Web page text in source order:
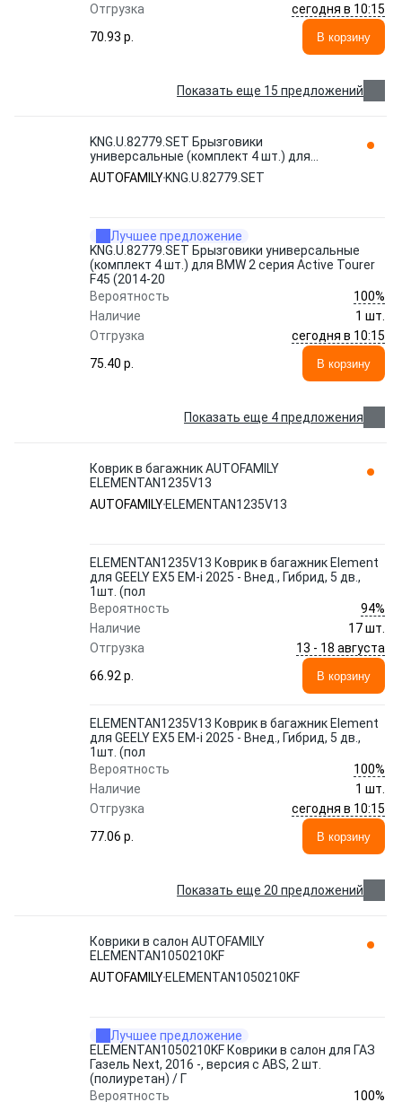
Отгрузка
сегодня в 10:15
70.93 p.
В корзину
Показать еще 15 предложений
KNG.U.82779.SET Брызговики
универсальные (комплект 4 шт.) для
BMW 2 серия Active Tourer F45 (2014-20
AUTOFAMILY
AUTOFAMILY KNG.U.82779.SET
Лучшее предложение
KNG.U.82779.SET Брызговики универсальные
(комплект 4 шт.) для BMW 2 серия Active Tourer
F45 (2014-20
Вероятность
100%
Наличие
1 шт.
Отгрузка
сегодня в 10:15
75.40 p.
В корзину
Показать еще 4 предложения
Коврик в багажник AUTOFAMILY
ELEMENTAN1235V13
AUTOFAMILY ELEMENTAN1235V13
ELEMENTAN1235V13 Коврик в багажник Element
для GEELY EX5 EM-i 2025 - Внед., Гибрид, 5 дв.,
1шт. (пол
Вероятность
94%
Наличие
17 шт.
Отгрузка
13 - 18 августа
66.92 p.
В корзину
ELEMENTAN1235V13 Коврик в багажник Element
для GEELY EX5 EM-i 2025 - Внед., Гибрид, 5 дв.,
1шт. (пол
Вероятность
100%
Наличие
1 шт.
Отгрузка
сегодня в 10:15
77.06 p.
В корзину
Показать еще 20 предложений
Коврики в салон AUTOFAMILY
ELEMENTAN1050210KF
AUTOFAMILY ELEMENTAN1050210KF
Лучшее предложение
ELEMENTAN1050210KF Коврики в салон для ГАЗ
Газель Next, 2016 -, версия с ABS, 2 шт.
(полиуретан) / Г
Вероятность
100%